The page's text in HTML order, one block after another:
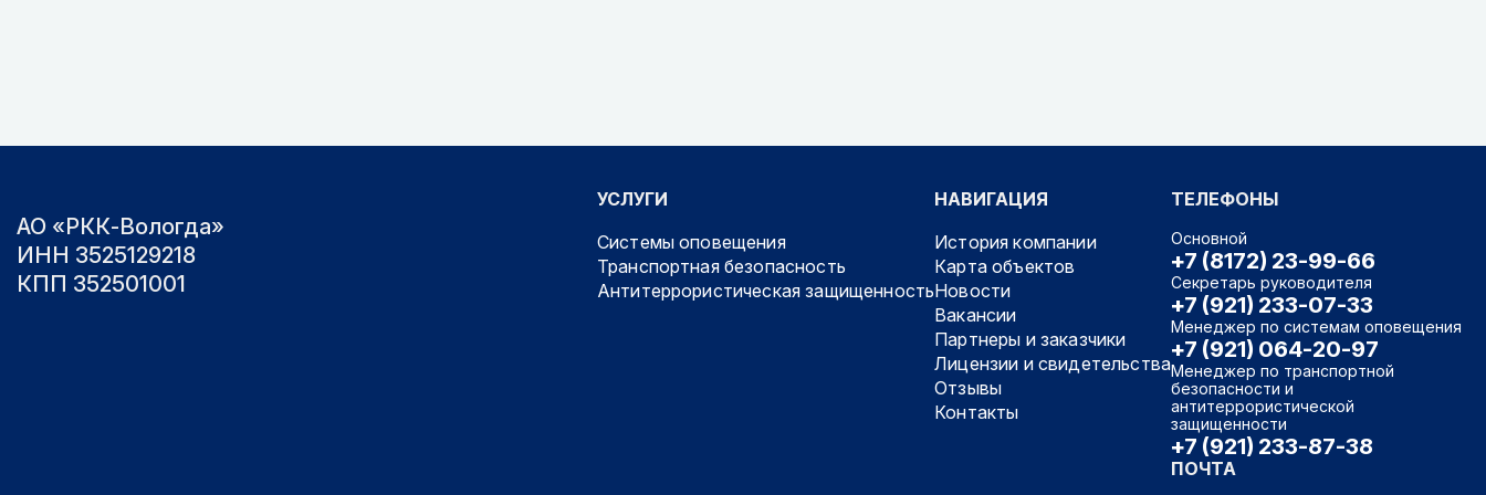
АО «РКК-Вологда»
ИНН 3525129218
КПП 352501001
УСЛУГИ
Системы оповещения
Транспортная безопасность
Антитеррористическая защищенность
НАВИГАЦИЯ
История компании
Карта объектов
Новости
Вакансии
Партнеры и заказчики
Лицензии и свидетельства
Отзывы
Контакты
ТЕЛЕФОНЫ
Основной
+7 (8172) 23-99-66
Секретарь руководителя
+7 (921) 233-07-33
Менеджер по системам оповещения
+7 (921) 064-20-97
Менеджер по транспортной
безопасности и
антитеррористической
защищенности
+7 (921) 233-87-38
ПОЧТА